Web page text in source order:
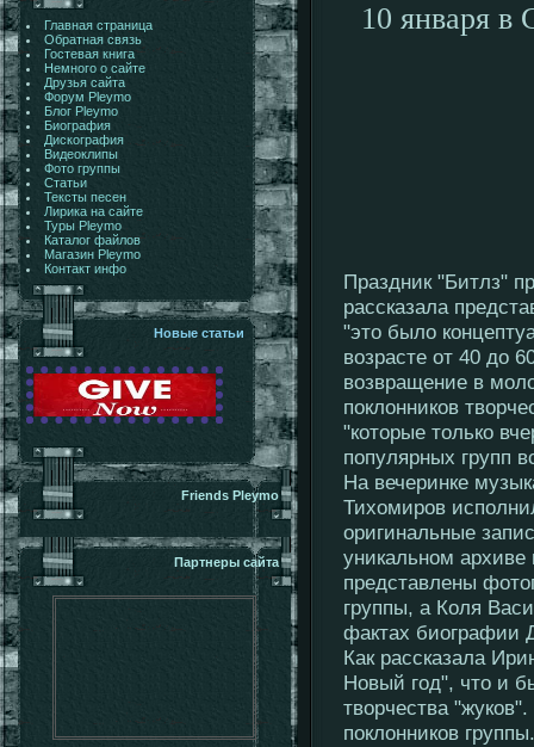
Главная страница
Обратная связь
Гостевая книга
Немного о сайте
Друзья сайта
Форум Pleymo
Блог Pleymo
Биография
Дискография
Видеоклипы
Фото группы
Статьи
Тексты песен
Лирика на сайте
Туры Pleymo
Каталог файлов
Магазин Pleymo
Контакт инфо
Новые статьи
Friends Pleymo
Партнеры сайта
10 января в
Праздник "Битлз"
рассказала
"это было
возрасте от 40 до
возвращение в
поклонников
"которые только
популярных групп
На вечеринке
Тихомиров
оригинальные
уникальном архиве
представлены
группы, а Коля
фактах биографии
Как рассказала
Новый год", что и
творчества
поклонников группы.